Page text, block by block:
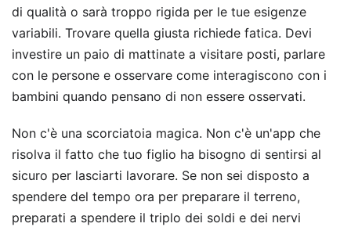
di qualità o sarà troppo rigida per le tue esigenze
variabili. Trovare quella giusta richiede fatica. Devi
investire un paio di mattinate a visitare posti, parlare
con le persone e osservare come interagiscono con i
bambini quando pensano di non essere osservati.
Non c'è una scorciatoia magica. Non c'è un'app che
risolva il fatto che tuo figlio ha bisogno di sentirsi al
sicuro per lasciarti lavorare. Se non sei disposto a
spendere del tempo ora per preparare il terreno,
preparati a spendere il triplo dei soldi e dei nervi